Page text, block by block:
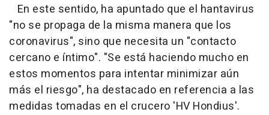
En este sentido, ha apuntado que el hantavirus
"no se propaga de la misma manera que los
coronavirus", sino que necesita un "contacto
cercano e íntimo". "Se está haciendo mucho en
estos momentos para intentar minimizar aún
más el riesgo", ha destacado en referencia a las
medidas tomadas en el crucero 'HV Hondius'.